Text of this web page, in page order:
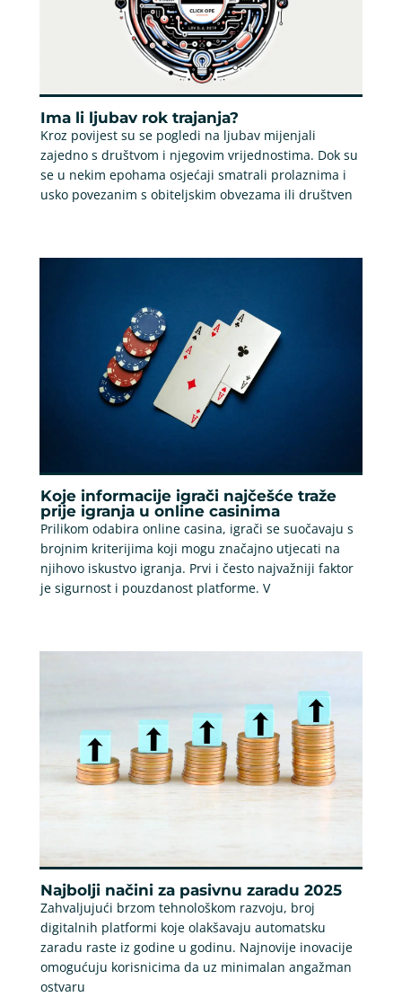
Ima li ljubav rok trajanja?
Kroz povijest su se pogledi na ljubav mijenjali
zajedno s društvom i njegovim vrijednostima. Dok su
se u nekim epohama osjećaji smatrali prolaznima i
usko povezanim s obiteljskim obvezama ili društven
Koje informacije igrači najčešće traže
prije igranja u online casinima
Prilikom odabira online casina, igrači se suočavaju s
brojnim kriterijima koji mogu značajno utjecati na
njihovo iskustvo igranja. Prvi i često najvažniji faktor
je sigurnost i pouzdanost platforme. V
Najbolji načini za pasivnu zaradu 2025
Zahvaljujući brzom tehnološkom razvoju, broj
digitalnih platformi koje olakšavaju automatsku
zaradu raste iz godine u godinu. Najnovije inovacije
omogućuju korisnicima da uz minimalan angažman
ostvaru